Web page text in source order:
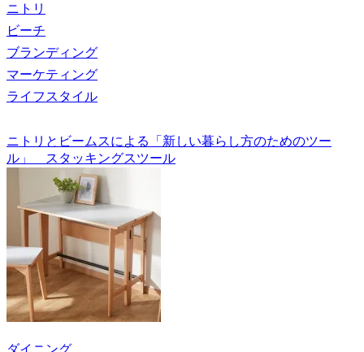
ニトリ
ビーチ
ブランディング
マーケティング
ライフスタイル
ニトリとビームスによる「新しい暮らし方のためのツー
ル」 スタッキングスツール
ダイニング